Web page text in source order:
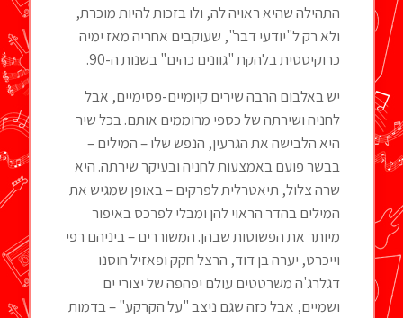
התהילה שהיא ראויה לה, ולו בזכות להיות מוכרת,
ולא רק ל"יודעי דבר", שעוקבים אחריה מאז ימיה
כרוקיסטית בלהקת "גוונים כהים" בשנות ה-90.
יש באלבום הרבה שירים קיומיים-פסימיים, אבל
לחניה ושירתה של כספי מרוממים אותם. בכל שיר
היא הלבישה את הגרעין, הנפש שלו – המילים –
בבשר פועם באמצעות לחניה ובעיקר שירתה. היא
שרה צלול, תיאטרלית לפרקים – באופן שמגיש את
המילים בהדר הראוי להן ומבלי לפרכס באיפור
מיותר את הפשוטות שבהן. המשוררים – ביניהם רפי
וייכרט, יערה בן דוד, הרצל חקק ופאזיל חוסנו
דגלרג'ה משרטטים עולם יפהפה של יצורי ים
ושמיים, אבל כזה שגם ניצב "על הקרקע" – בדמות